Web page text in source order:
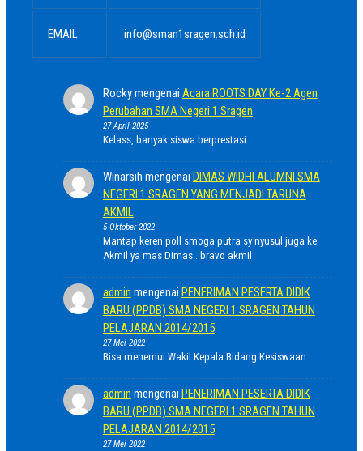
EMAIL info@sman1sragen.sch.id
Rockymengenai Acara ROOTS DAY Ke-2 Agen
Perubahan SMA Negeri 1 Sragen
27 April 2025
Kelass, banyak siswa berprestasi
Winarsih mengenai DIMAS WIDHI ALUMNI SMA
NEGERI 1 SRAGEN YANG MENJADI TARUNA
AKMIL
5 Oktober 2022
Mantap keren poll smoga putra sy nyusul juga ke
Akmil ya mas Dimas...bravo akmil
admin mengenai PENERIMAN PESERTA DIDIK
BARU (PPDB) SMA NEGERI 1 SRAGEN TAHUN
PELAJARAN 2014/2015
27 Mei 2022
Bisa menemui Wakil Kepala Bidang Kesiswaan.
admin mengenai PENERIMAN PESERTA DIDIK
BARU (PPDB) SMA NEGERI 1 SRAGEN TAHUN
PELAJARAN 2014/2015
27 Mei 2022